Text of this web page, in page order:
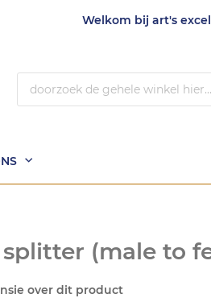
Welkom bij art's
splitter (male to
over dit product